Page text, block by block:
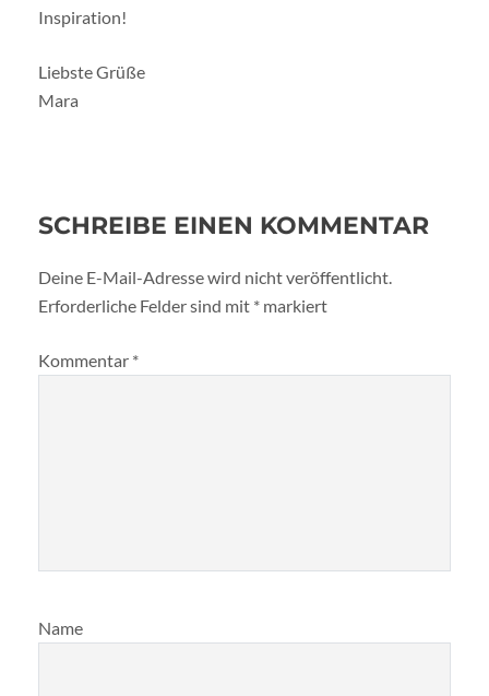
Inspiration!
Liebste Grüße
Mara
SCHREIBE EINEN KOMMENTAR
Deine E-Mail-Adresse wird nicht veröffentlicht.
Erforderliche Felder sind mit * markiert
Kommentar *
Name